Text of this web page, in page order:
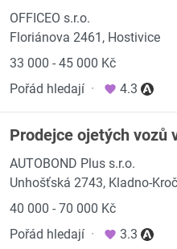
OFFICEO s.r.o.
Floriánova 2461, Hostivice
33 000 - 45 000 Kč
Pořád hledají · 4.3
Prodejce ojetých vozů
AUTOBOND Plus s.r.o.
Unhošťská 2743, Kladno-
40 000 - 70 000 Kč
Pořád hledají · 3.3